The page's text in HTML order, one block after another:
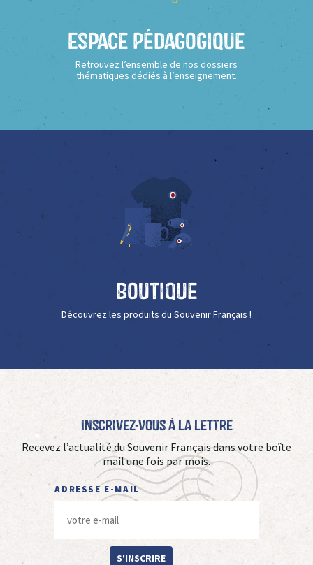
Espace Pédagogique
Retrouvez l’ensemble de nos dossiers
thématiques dédiés à l’enseignement.
Boutique
Découvrez les produits du Souvenir Français !
Inscrivez-vous à La Lettre
Recevez l’actualité du Souvenir Français dans votre boîte
mail une fois par mois.
ADRESSE E-MAIL
S'INSCRIRE